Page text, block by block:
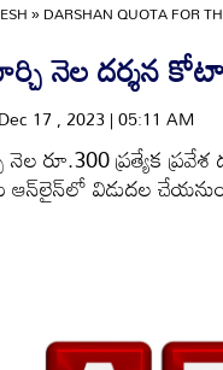
»DARSHAN QUOTA FOR
నెల దర్శన
17 , 2023 | 05:11 AM
రూ.300 ప్రత్యేక
ఆన్‌లైన్‌లో విడుదల